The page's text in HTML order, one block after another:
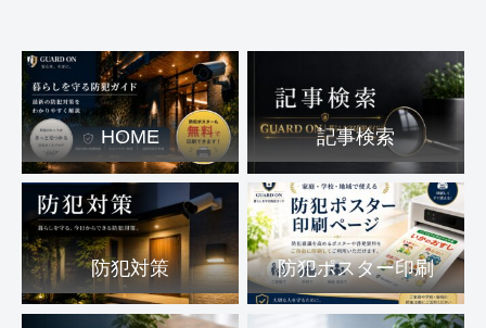
HOME 記事検索
防犯対策 防犯ポスター印刷